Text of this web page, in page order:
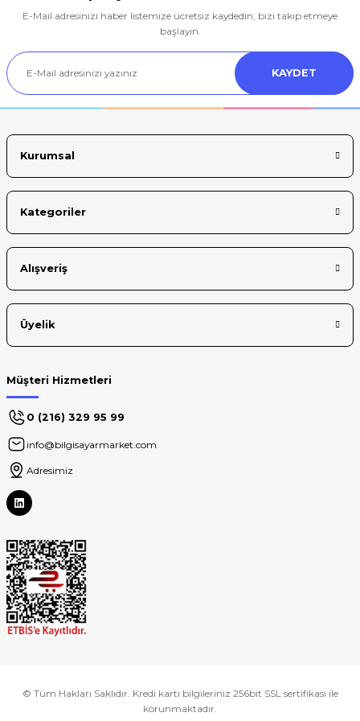
Ürün resmi kalitesiz, bozuk veya görüntülenemiyor.
Ürün açıklamasında eksik bilgiler bulunuyor.
Ürün bilgilerinde hatalar bulunuyor.
E-Mail adresinizi haber listemize ücretsiz kaydedin, bizi takip etmeye
başlayın.
KAYDET
Kurumsal
Kategoriler
Alışveriş
Üyelik
Müşteri Hizmetleri
0 (216) 329 95 99
info@bilgisayarmarket.com
Adresimiz
© Tüm Hakları Saklıdır. Kredi kartı bilgileriniz 256bit SSL sertifikası ile
korunmaktadır.